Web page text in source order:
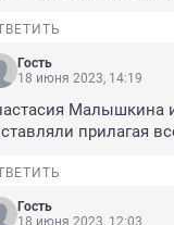
Гость
18 июня 2023, 14:19
Малышкина
прилагая
Гость
18 июня 2023, 12:03